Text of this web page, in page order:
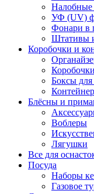
Налобные
УФ (UV)
Фонари в
Штативы
Коробочки и
Боксы для
Блёсны и
Воблеры
Лягушки
Все для
Посуда
Наборы
Газовое